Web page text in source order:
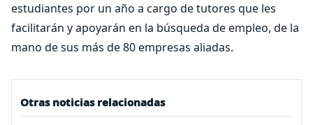
estudiantes por un año a cargo de tutores que les
facilitarán y apoyarán en la búsqueda de empleo, de la
mano de sus más de 80 empresas aliadas.
Otras noticias relacionadas